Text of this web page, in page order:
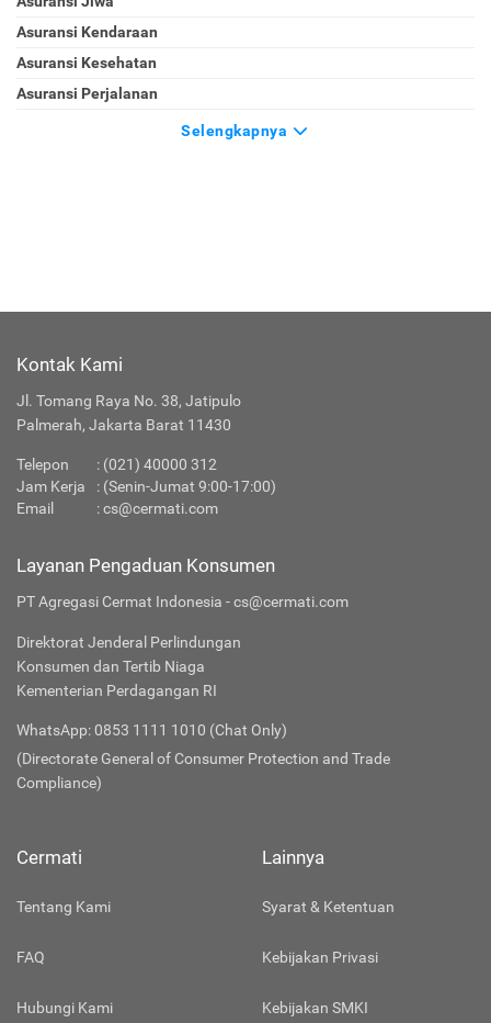
Asuransi Kendaraan
Asuransi Kesehatan
Asuransi Perjalanan
Selengkapnya
Kontak Kami
Jl. Tomang Raya No. 38, Jatipulo
Palmerah, Jakarta Barat 11430
Telepon : (021) 40000 312
Jam Kerja
: (Senin-Jumat 9:00-17:00)
Email
:cs@cermati.com
Layanan Pengaduan Konsumen
PT Agregasi Cermat Indonesia - cs@cermati.com
Direktorat Jenderal Perlindungan
Konsumen dan Tertib Niaga
Kementerian Perdagangan RI
WhatsApp: 0853 1111 1010 (Chat Only)
(Directorate General of Consumer Protection and Trade
Compliance)
Cermati
Tentang Kami
FAQ
Hubungi Kami
Lainnya
Syarat & Ketentuan
Kebijakan Privasi
Kebijakan SMKI